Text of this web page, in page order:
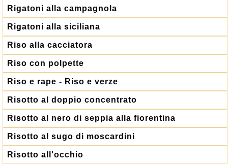
Rigatoni alla campagnola
Rigatoni alla siciliana
Riso alla cacciatora
Riso con polpette
Riso e rape - Riso e verze
Risotto al doppio concentrato
Risotto al nero di seppia alla fiorentina
Risotto al sugo di moscardini
Risotto all'occhio